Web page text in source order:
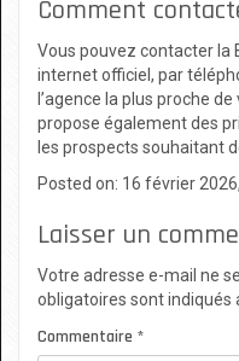
Comment
Vous pouvez contacter la
internet officiel, par
l’agence la plus proche
propose également des
les prospects souhaitant
Posted on: 16 février
Laisser un
Votre adresse e-mail ne
obligatoires sont indiqués
Commentaire *